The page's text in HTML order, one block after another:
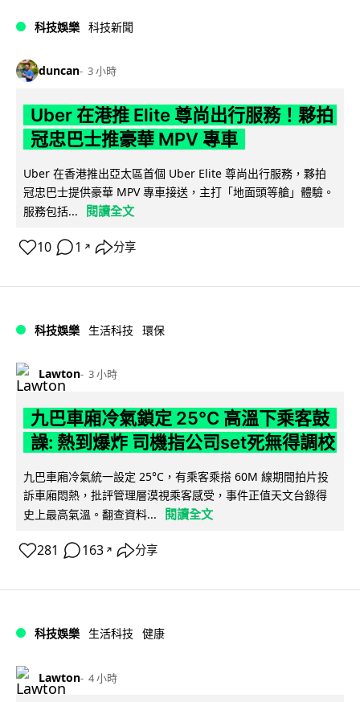
科技娛樂 科技新聞
duncan 3 小時
Uber 在港推 Elite 尊尚出行服務！夥拍
冠忠巴士推豪華 MPV 專車
Uber 在香港推出亞太區首個 Uber Elite 尊尚出行服務，夥拍
冠忠巴士提供豪華 MPV 專車接送，主打「地面頭等艙」體驗。
服務包括...
閱讀全文
10 1 ↗ 分享
科技娛樂 生活科技 環保
Lawton 3 小時
九巴車廂冷氣鎖定 25°C 高溫下乘客鼓
譟: 熱到爆炸 司機指公司set死無得調校
九巴車廂冷氣統一設定 25°C，有乘客乘搭 60M 線期間拍片投
訴車廂悶熱，批評管理層漠視乘客感受，事件正值天文台錄得
史上最高氣溫。翻查資料...
閱讀全文
281 163 ↗ 分享
科技娛樂 生活科技 健康
Lawton 4 小時